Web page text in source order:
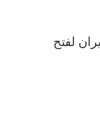
لفتح